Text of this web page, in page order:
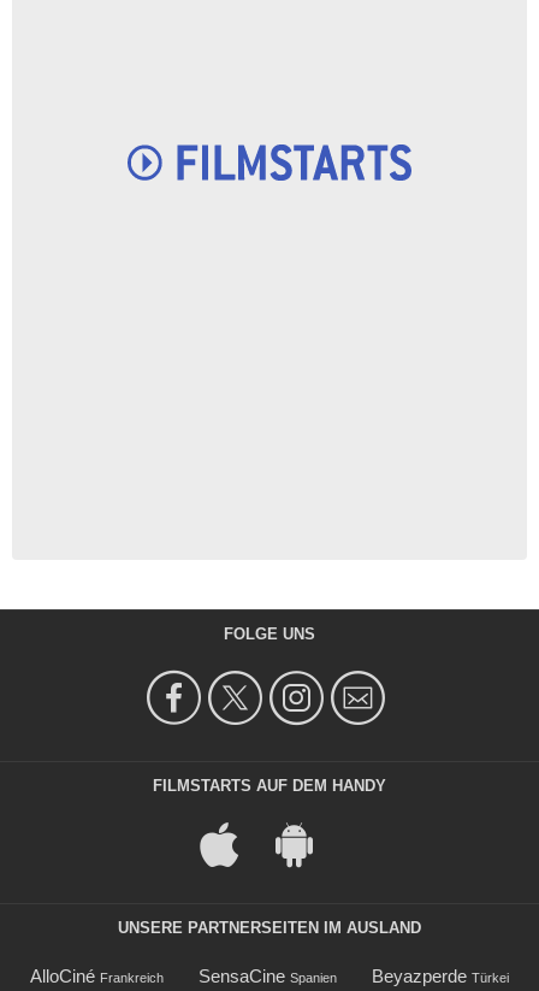
FOLGE UNS
FILMSTARTS AUF DEM HANDY
UNSERE PARTNERSEITEN IM AUSLAND
AlloCiné Frankreich SensaCine Spanien Beyazperde Türkei